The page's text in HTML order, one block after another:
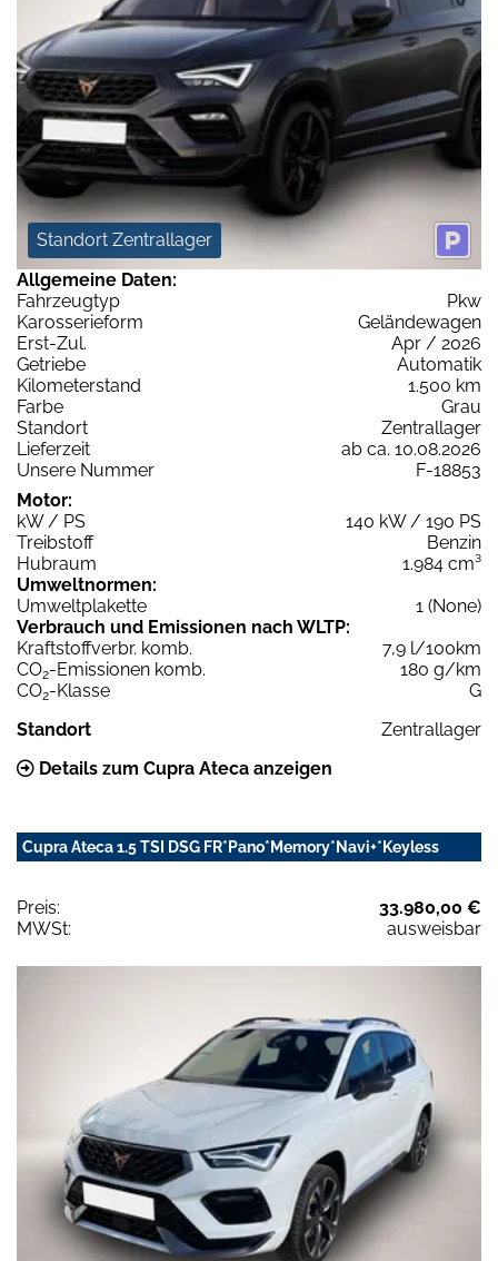
Standort Zentrallager
Allgemeine Daten:
Fahrzeugtyp
Pkw
Karosserieform
Geländewagen
Erst-Zul.
Apr / 2026
Getriebe
Automatik
Kilometerstand
1.500 km
Farbe
Grau
Standort
Zentrallager
Lieferzeit
ab ca. 10.08.2026
Unsere Nummer
F-18853
Motor:
kW / PS
140 kW / 190 PS
Treibstoff
Benzin
Hubraum
1.984 cm³
Umweltnormen:
Umweltplakette
1 (None)
Verbrauch und Emissionen nach WLTP:
Kraftstoffverbr. komb.
7,9 l/100km
CO2-Emissionen komb.
180 g/km
CO2-Klasse
G
Standort
Zentrallager
Details zum Cupra Ateca anzeigen
Cupra Ateca 1.5 TSI DSG FR*Pano*Memory*Navi+*Keyless
Preis:
33.980,00 €
MWSt:
ausweisbar